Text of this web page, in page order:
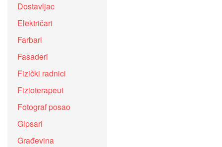
Dostavljac
Električari
Farbari
Fasaderi
Fizički radnici
Fizioterapeut
Fotograf posao
Gipsari
Građevina